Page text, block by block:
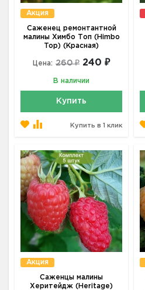
Акция
Саженец ремонтантной
малины Химбо Топ (Himbo
Top) (Красная)
Цена: 260 ₽ 240 ₽
В наличии
Купить
Купить в 1 клик
Акция
Саженцы малины
Херитейдж (Heritage)